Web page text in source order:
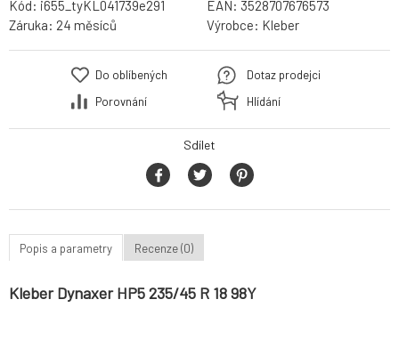
Kód: i655_tyKL041739e291 EAN: 3528707676573
Záruka: 24 měsíců Výrobce: Kleber
Do oblíbených
Porovnání
Dotaz prodejci
Hlídání
Sdílet
Popis a parametry Recenze (0)
Kleber Dynaxer HP5 235/45 R 18 98Y